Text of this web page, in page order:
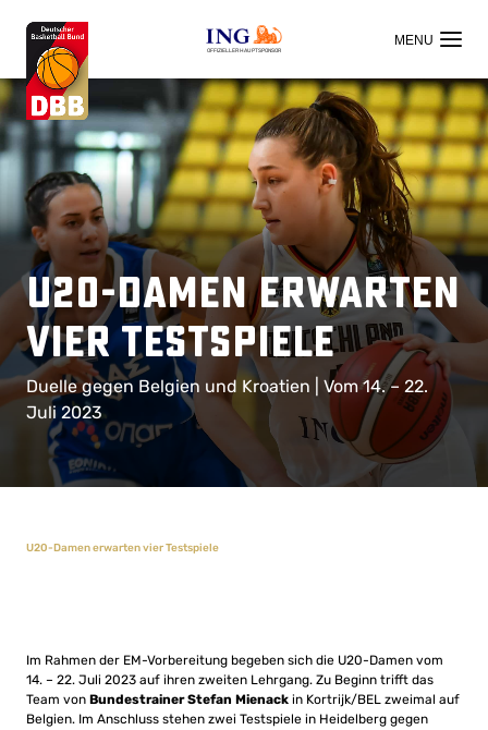
OFFIZIELLER HAUPTSPONSOR
U20-Damen erwarten
vier Testspiele
Duelle gegen Belgien und Kroatien | Vom 14. – 22.
Juli 2023
U20-Damen erwarten vier Testspiele
Im Rahmen der EM-Vorbereitung begeben sich die U20-Damen vom
14. – 22. Juli 2023 auf ihren zweiten Lehrgang. Zu Beginn trifft das
Team von Bundestrainer Stefan Mienack in Kortrijk/BEL zweimal auf
Belgien. Im Anschluss stehen zwei Testspiele in Heidelberg gegen